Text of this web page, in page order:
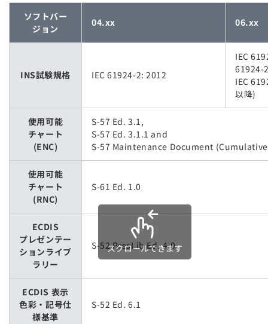
ソフトバー
ジョン
04.xx 06.xx
INS試験規格 IEC 61924-2: 2012
IEC
61924-
IEC
以降)
使用可能
チャート
(ENC)
S-57 Ed. 3.1,
S-57 Ed. 3.1.1 and
S-57 Maintenance Document
使用可能
チャート
(RNC)
S-61 Ed. 1.0
ECDIS
プレゼンテー
ションライブ
ラリー
S-52 PresLib Ed. 4.0
ECDIS 表示
色彩・記号仕
様基準
S-52 Ed. 6.1
スクロールできます